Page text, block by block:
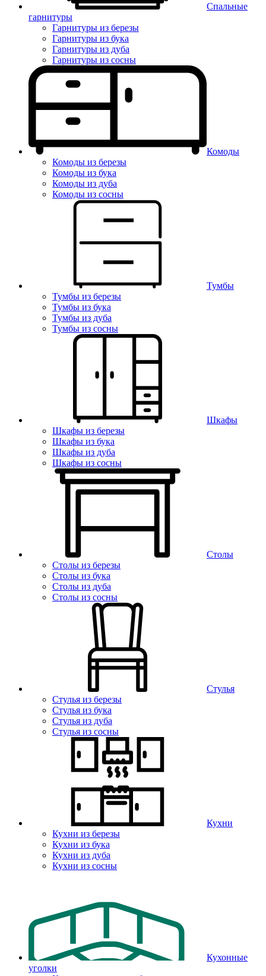
Спальные
гарнитуры
Гарнитуры из березы
Гарнитуры из бука
Гарнитуры из дуба
Гарнитуры из сосны
Комоды
Комоды из березы
Комоды из бука
Комоды из дуба
Комоды из сосны
Тумбы
Тумбы из березы
Тумбы из бука
Тумбы из дуба
Тумбы из сосны
Шкафы
Шкафы из березы
Шкафы из бука
Шкафы из дуба
Шкафы из сосны
Столы
Столы из березы
Столы из бука
Столы из дуба
Столы из сосны
Стулья
Стулья из березы
Стулья из бука
Стулья из дуба
Стулья из сосны
Кухни
Кухни из березы
Кухни из бука
Кухни из дуба
Кухни из сосны
Кухонные
уголки